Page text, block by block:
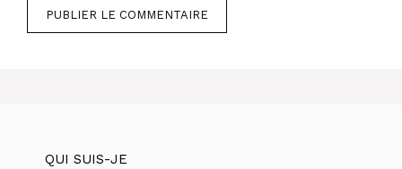
QUI SUIS-JE